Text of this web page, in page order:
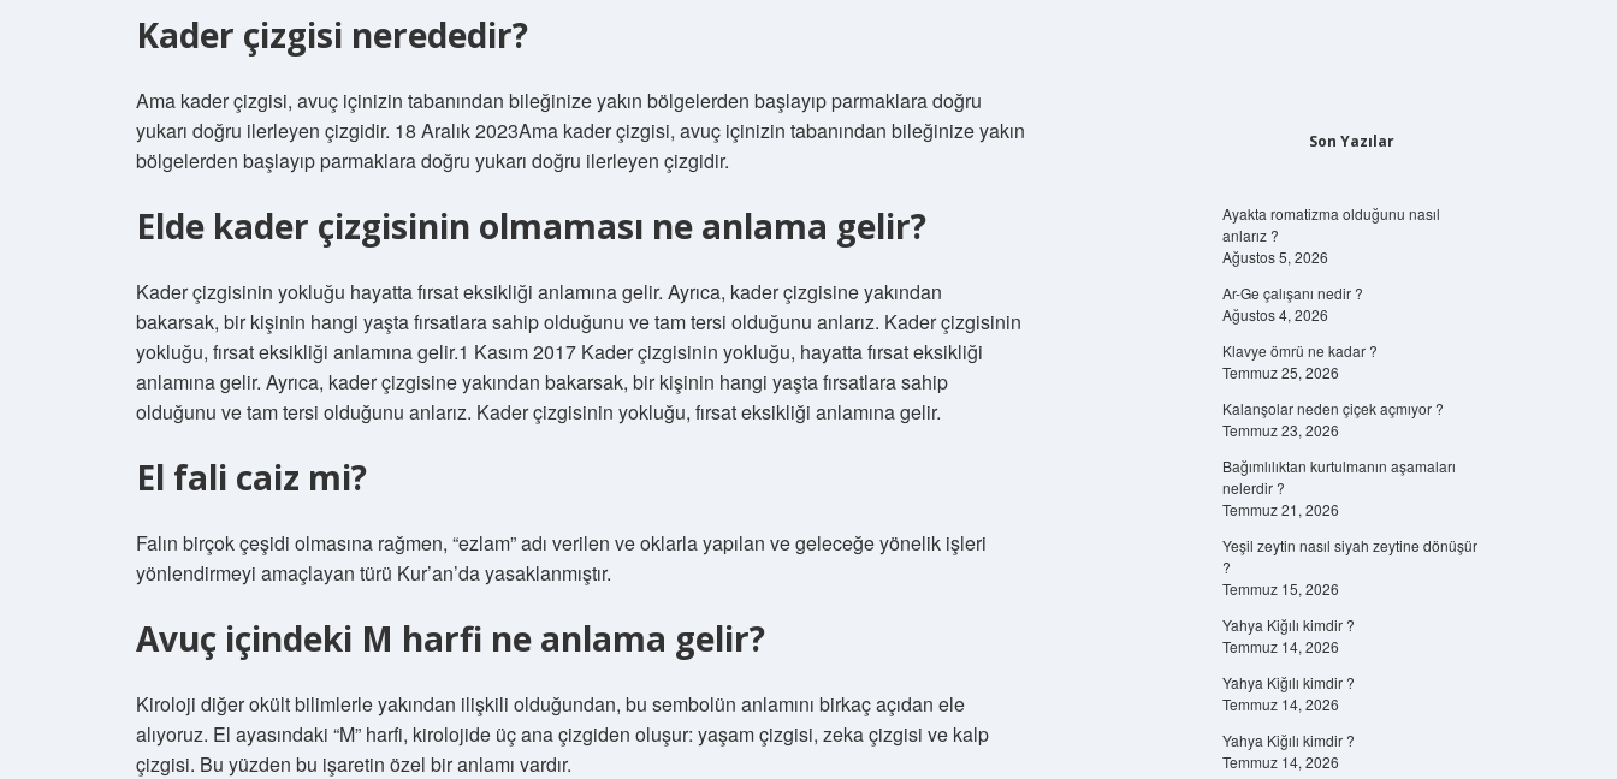
Kader çizgisi nerededir?
Ama kader çizgisi, avuç içinizin tabanından bileğinize yakın bölgelerden başlayıp parmaklara doğru
yukarı doğru ilerleyen çizgidir. 18 Aralık 2023Ama kader çizgisi, avuç içinizin tabanından bileğinize yakın
bölgelerden başlayıp parmaklara doğru yukarı doğru ilerleyen çizgidir.
Elde kader çizgisinin olmaması ne anlama gelir?
Kader çizgisinin yokluğu hayatta fırsat eksikliği anlamına gelir. Ayrıca, kader çizgisine yakından
bakarsak, bir kişinin hangi yaşta fırsatlara sahip olduğunu ve tam tersi olduğunu anlarız. Kader çizgisinin
yokluğu, fırsat eksikliği anlamına gelir.1 Kasım 2017 Kader çizgisinin yokluğu, hayatta fırsat eksikliği
anlamına gelir. Ayrıca, kader çizgisine yakından bakarsak, bir kişinin hangi yaşta fırsatlara sahip
olduğunu ve tam tersi olduğunu anlarız. Kader çizgisinin yokluğu, fırsat eksikliği anlamına gelir.
El fali caiz mi?
Falın birçok çeşidi olmasına rağmen, “ezlam” adı verilen ve oklarla yapılan ve geleceğe yönelik işleri
yönlendirmeyi amaçlayan türü Kur’an’da yasaklanmıştır.
Avuç içindeki M harfi ne anlama gelir?
Kiroloji diğer okült bilimlerle yakından ilişkili olduğundan, bu sembolün anlamını birkaç açıdan ele
alıyoruz. El ayasındaki “M” harfi, kirolojide üç ana çizgiden oluşur: yaşam çizgisi, zeka çizgisi ve kalp
çizgisi. Bu yüzden bu işaretin özel bir anlamı vardır.
Son Yazılar
Ayakta romatizma olduğunu nasıl
anlarız ?
Ağustos 5, 2026
Ar-Ge çalışanı nedir ?
Ağustos 4, 2026
Klavye ömrü ne kadar ?
Temmuz 25, 2026
Kalanşolar neden çiçek açmıyor ?
Temmuz 23, 2026
Bağımlılıktan kurtulmanın aşamaları
nelerdir ?
Temmuz 21, 2026
Yeşil zeytin nasıl siyah zeytine dönüşür
?
Temmuz 15, 2026
Yahya Kiğılı kimdir ?
Temmuz 14, 2026
Yahya Kiğılı kimdir ?
Temmuz 14, 2026
Yahya Kiğılı kimdir ?
Temmuz 14, 2026